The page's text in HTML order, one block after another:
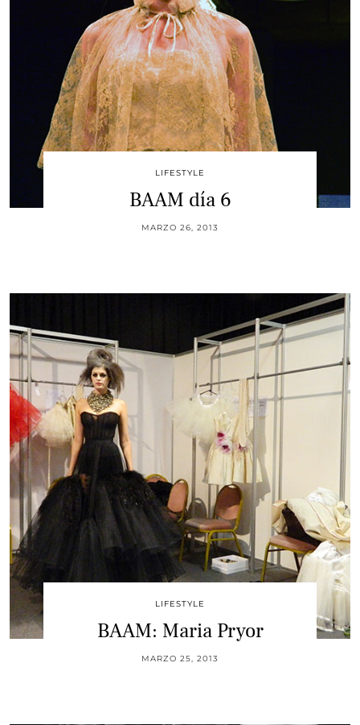
LIFESTYLE
BAAM día 6
MARZO 26, 2013
LIFESTYLE
BAAM: Maria Pryor
MARZO 25, 2013